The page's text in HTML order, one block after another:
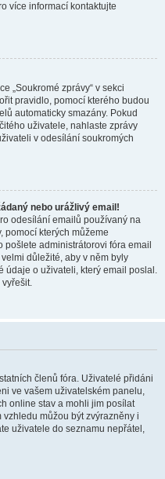
více informací kontaktujte
„Soukromé zprávy“ v sekci
pravidlo, pomocí kterého budou
automaticky smazány. Pokud
uživatele, nahlaste zprávy
v odesílání soukromých
nebo urážlivý email!
odesílání emailů používaný na
pomocí kterých můžeme
administrátorovi fóra email
důležité, aby v něm byly
údaje o uživateli, který email poslal.
členů fóra. Uživatelé přidáni
ve vašem uživatelském panelu,
online stav a mohli jim posílat
můžou být zvýrazněny i
uživatele do seznamu nepřátel,